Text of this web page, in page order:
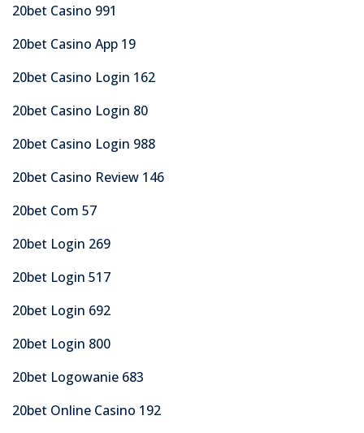
20bet Casino 991
20bet Casino App 19
20bet Casino Login 162
20bet Casino Login 80
20bet Casino Login 988
20bet Casino Review 146
20bet Com 57
20bet Login 269
20bet Login 517
20bet Login 692
20bet Login 800
20bet Logowanie 683
20bet Online Casino 192